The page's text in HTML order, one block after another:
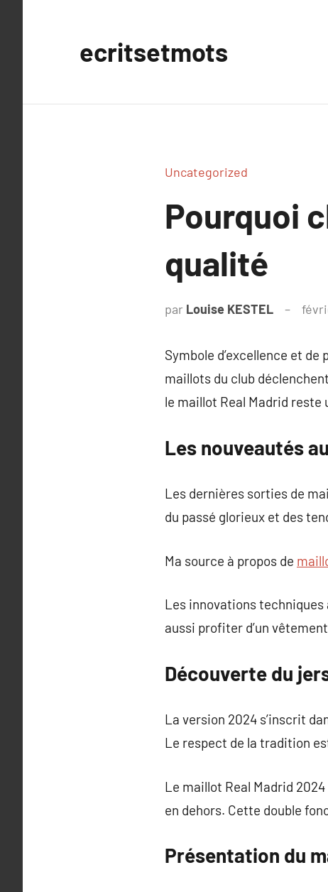
ecritsetmots
Uncategorized
Pourquoi
qualité
par Louise KESTEL
Symbole d’excellence et
maillots du club
le maillot Real Madrid reste
Les nouveautés
Les dernières sorties de
du passé glorieux et des
Ma source à propos de
Les innovations techniques
aussi profiter d’un
Découverte du
La version 2024 s’inscrit
Le respect de la tradition
Le maillot Real Madrid
en dehors. Cette double
Présentation du